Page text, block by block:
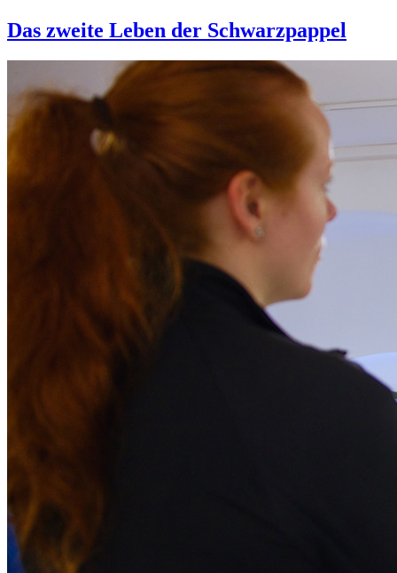
Das zweite Leben der Schwarzpappel